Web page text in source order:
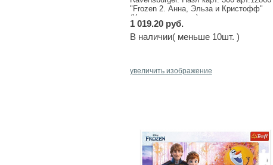
"Frozen 2. Анна, Эльза и Кристофф"
(Холодное сердце)
1 019.20 руб.
В наличии( меньше 10шт. )
увеличить изображение